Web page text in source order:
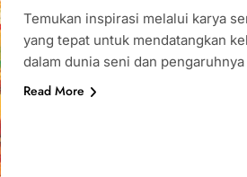
Temukan inspirasi melalui karya
yang tepat untuk mendatangkan
dalam dunia seni dan
Read More